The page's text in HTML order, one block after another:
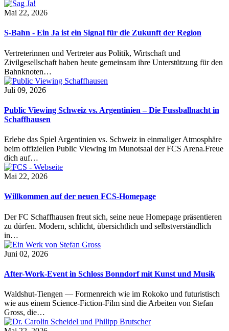
Mai 22, 2026
S-Bahn - Ein Ja ist ein Signal für die Zukunft der Region
Vertreterinnen und Vertreter aus Politik, Wirtschaft und
Zivilgesellschaft haben heute gemeinsam ihre Unterstützung für den
Bahnknoten…
Juli 09, 2026
Public Viewing Schweiz vs. Argentinien – Die Fussballnacht in
Schaffhausen
Erlebe das Spiel Argentinien vs. Schweiz in einmaliger Atmosphäre
beim offiziellen Public Viewing im Munotsaal der FCS Arena.Freue
dich auf…
Mai 22, 2026
Willkommen auf der neuen FCS-Homepage
Der FC Schaffhausen freut sich, seine neue Homepage präsentieren
zu dürfen. Modern, schlicht, übersichtlich und selbstverständlich
in…
Juni 02, 2026
After-Work-Event in Schloss Bonndorf mit Kunst und Musik
Waldshut-Tiengen — Formenreich wie im Rokoko und futuristisch
wie aus einem Science-Fiction-Film sind die Arbeiten von Stefan
Gross, die…